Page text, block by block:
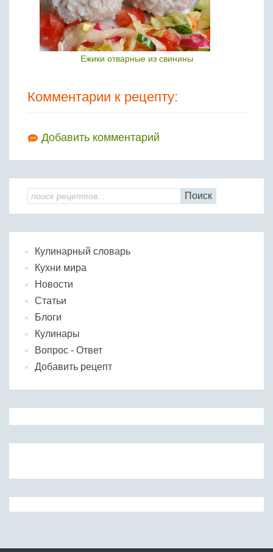
Ежики отварные из свинины
Комментарии к рецепту:
Добавить комментарий
Поиск
Кулинарный словарь
Кухни мира
Новости
Статьи
Блоги
Кулинары
Вопрос - Ответ
Добавить рецепт